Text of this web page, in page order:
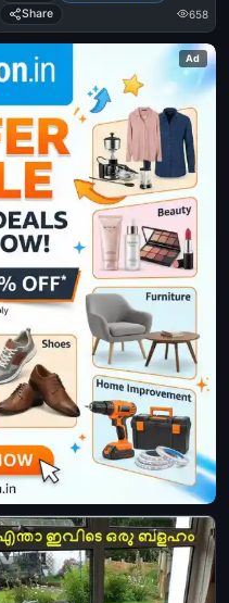
Share
658
Ad